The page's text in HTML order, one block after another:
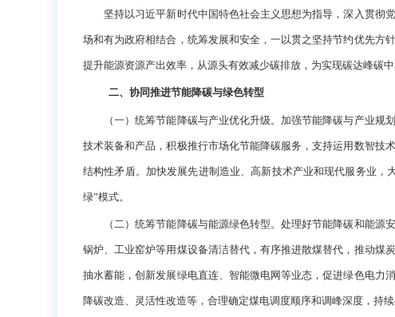
坚持以习近平新时代中国特色社会主义思想为指导，深入贯彻党
场和有为政府相结合，统筹发展和安全，一以贯之坚持节约优先方
提升能源资源产出效率，从源头有效减少碳排放，为实现碳达峰碳
二、协同推进节能降碳与绿色转型
（一）统筹节能降碳与产业优化升级。加强节能降碳与产业规划
技术装备和产品，积极推行市场化节能降碳服务，支持运用数智技
结构性矛盾。加快发展先进制造业、高新技术产业和现代服务业
绿”模式。
（二）统筹节能降碳与能源绿色转型。处理好节能降碳和能源安
锅炉、工业窑炉等用煤设备清洁替代，有序推进散煤替代，推动煤
抽水蓄能，创新发展绿电直连、智能微电网等业态，促进绿色电力
降碳改造、灵活性改造等，合理确定煤电调度顺序和调峰深度，持